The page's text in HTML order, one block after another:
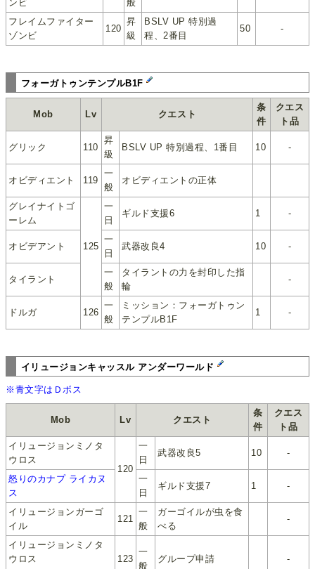
ンビ 般
フレイムファイター
ゾンビ
120
昇
級
BSLV UP 特別過
程、2番目
50 -
フォーガトゥンテンプルB1F
Mob Lv クエスト
条
件
クエス
ト品
グリック 110
昇
級
BSLV UP 特別過程、1番目 10 -
オビディエント 119
一
般
オビディエントの正体
グレイナイトゴ
ーレム
125
一
日
ギルド支援6 1 -
オビデアント
一
日
武器改良4 10 -
タイラント
一
般
タイラントの力を封印した指
輪
-
ドルガ 126
一
般
ミッション：フォーガトゥン
テンプルB1F
1 -
イリュージョンキャッスル アンダーワールド
※青文字はＤボス
Mob Lv クエスト
条
件
クエス
ト品
イリュージョンミノタ
ウロス
120
一
日
武器改良5 10 -
怒りのカナプ ライカヌ
ス
一
日
ギルド支援7 1 -
イリュージョンガーゴ
イル
121
一
般
ガーゴイルが虫を食
べる
-
イリュージョンミノタ
ウロス
123
一
般
グループ申請 -